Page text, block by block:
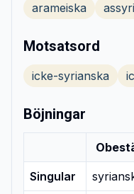
arameiska
Motsatsord
icke-syrianska
Böjningar
Singular